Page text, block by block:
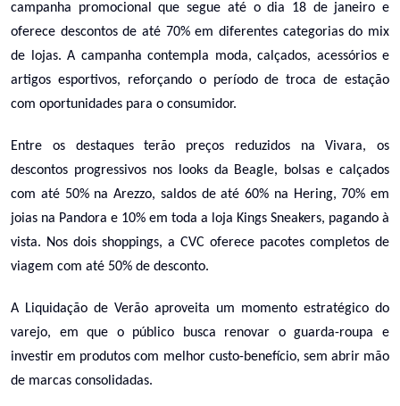
campanha promocional que segue até o dia 18 de janeiro e
oferece descontos de até 70% em diferentes categorias do mix
de lojas. A campanha contempla moda, calçados, acessórios e
artigos esportivos, reforçando o período de troca de estação
com oportunidades para o consumidor.
Entre os destaques terão preços reduzidos na Vivara, os
descontos progressivos nos looks da Beagle, bolsas e calçados
com até 50% na Arezzo, saldos de até 60% na Hering, 70% em
joias na Pandora e 10% em toda a loja Kings Sneakers, pagando à
vista. Nos dois shoppings, a CVC oferece pacotes completos de
viagem com até 50% de desconto.
A Liquidação de Verão aproveita um momento estratégico do
varejo, em que o público busca renovar o guarda-roupa e
investir em produtos com melhor custo-benefício, sem abrir mão
de marcas consolidadas.